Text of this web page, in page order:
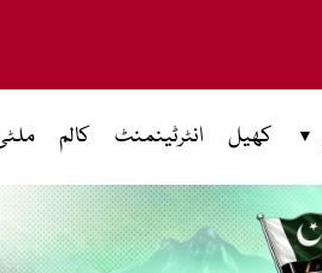
کھیل انٹرٹینمنٹ کالم